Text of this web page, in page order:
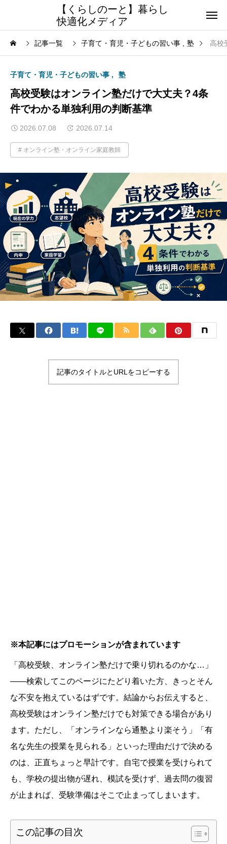
【くらしのーと】暮らし
快適化メディア
記事一覧 子育て・育児・子どもの習い事 塾 高校
子育て・育児・子どもの習い事 塾
高校受験はオンライン塾だけで大丈夫？4条
件でわかる単独利用の判断基準
2026.07.08 2026.07.14
オンライン塾・オンライン家庭教師
記事のタイトルとURLをコピーする
※本記事にはプロモーションが含まれています
「高校受験、オンライン塾だけで乗り切れるのかな…」
——検索してこのページにたどり着いた方、きっとそん
な不安を抱えているはずです。結論からお伝えすると、
高校受験はオンライン塾だけでも対策できる場合があり
ます。ただし、「オンラインなら通塾より楽そう」「有
名な先生の授業を見られる」といった理由だけで決める
のは、正直ちょっと早計です。自宅で授業を受けられて
も、学校の提出物が遅れ、模試を受けず、過去問の復習
が止まれば、受験準備はそこで止まってしまいます。
この記事の目次